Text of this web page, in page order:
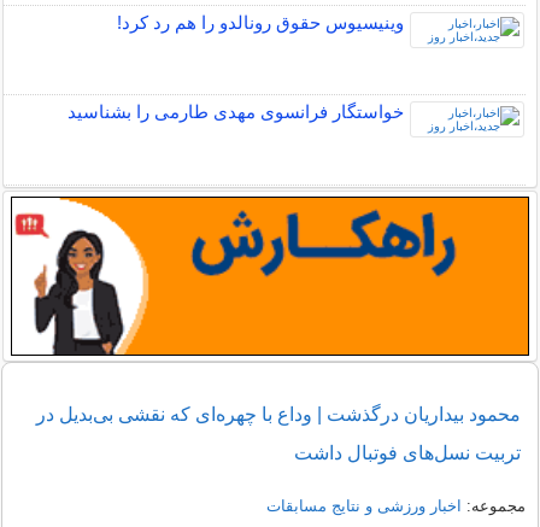
وینیسیوس حقوق رونالدو را هم رد کرد!
خواستگار فرانسوی مهدی طارمی را بشناسید
محمود بیداریان درگذشت | وداع با چهره‌ای که نقشی بی‌بدیل در
تربیت نسل‌های فوتبال داشت
مجموعه: اخبار ورزشی و نتایج مسابقات